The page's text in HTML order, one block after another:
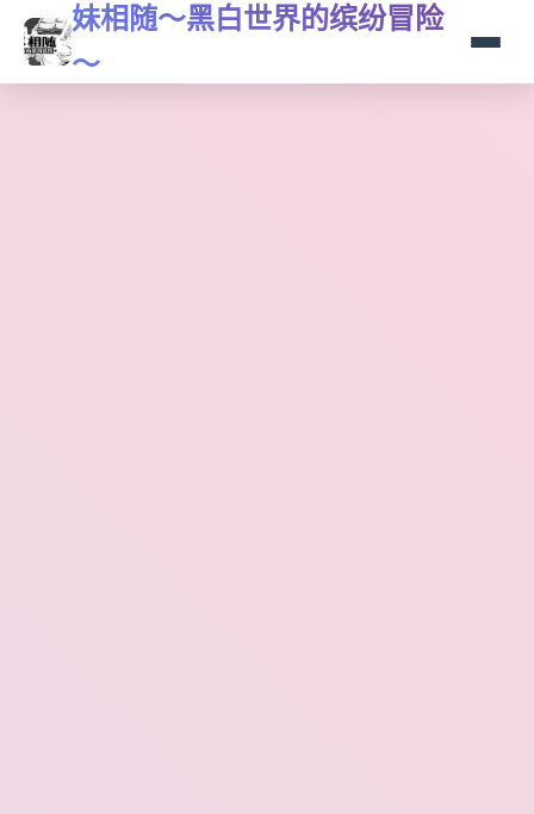
妹相随～黑白世界的缤纷冒险
～